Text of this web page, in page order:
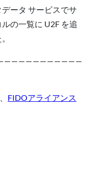
ータ サービスでサ
の一覧に U2F を追
— — — — — — — — — — —
FIDOアライアンス